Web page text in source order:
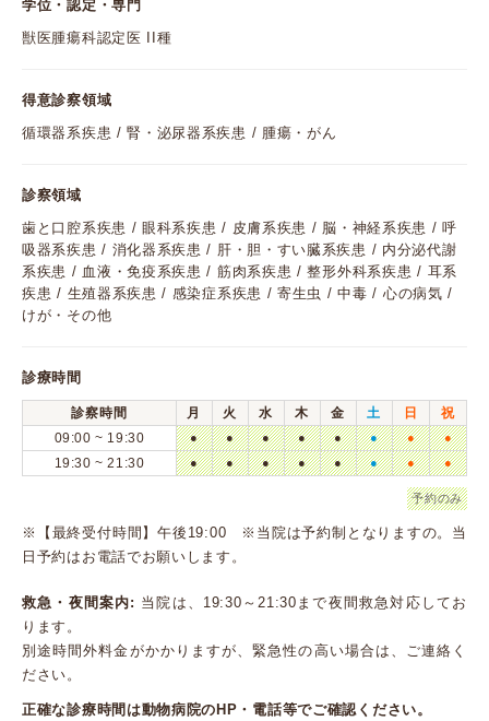
学位・認定・専門
獣医腫瘍科認定医 II種
得意診察領域
循環器系疾患 / 腎・泌尿器系疾患 / 腫瘍・がん
診察領域
歯と口腔系疾患 / 眼科系疾患 / 皮膚系疾患 / 脳・神経系疾患 / 呼
吸器系疾患 / 消化器系疾患 / 肝・胆・すい臓系疾患 / 内分泌代謝
系疾患 / 血液・免疫系疾患 / 筋肉系疾患 / 整形外科系疾患 / 耳系
疾患 / 生殖器系疾患 / 感染症系疾患 / 寄生虫 / 中毒 / 心の病気 /
けが・その他
診療時間
診察時間 月 火 水 木 金 土 日
祝
09:00 ~ 19:30
● ● ● ● ● ● ● ●
19:30 ~ 21:30 ● ● ● ● ● ● ● ●
予約のみ
※【最終受付時間】午後19:00 ※当院は予約制となりますの。当
日予約はお電話でお願いします。
救急・夜間案内: 当院は、19:30～21:30まで夜間救急対応してお
ります。
別途時間外料金がかかりますが、緊急性の高い場合は、ご連絡く
ださい。
正確な診療時間は動物病院のHP・電話等でご確認ください。